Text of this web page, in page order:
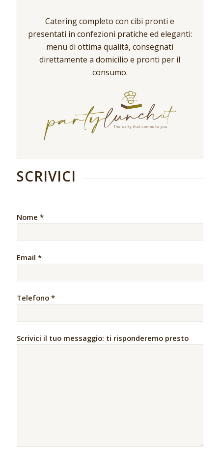
Catering completo con cibi pronti e
presentati in confezioni pratiche ed eleganti:
menu di ottima qualità, consegnati
direttamente a domicilio e pronti per il
consumo.
SCRIVICI
Nome *
Email *
Telefono *
Scrivici il tuo messaggio: ti risponderemo presto